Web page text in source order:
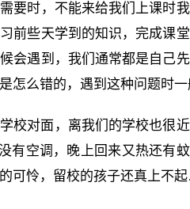
要时，不能来给我们上课时
前些天学到的知识，完成课
会遇到，我们通常都是自己
怎么错的，遇到这种问题时
校对面，离我们的学校也很
有空调，晚上回来又热还有
可怜，留校的孩子还真上不